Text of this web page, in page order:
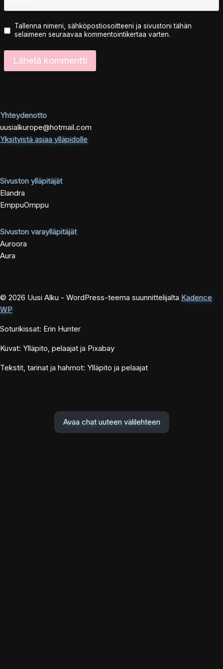
Tallenna nimeni, sähköpostiosoitteeni ja sivustoni tähän
selaimeen seuraavaa kommentointikertaa varten.
Yhteydenotto
uusialkurope@hotmail.com
Yksityistä asiaa ylläpidolle
Sivuston ylläpitäjät
Elandra
EmppuOmppu
Sivuston varaylläpitäjät
Auroora
Aura
© 2026 Uusi Alku - WordPress-teema suunnittelijalta Kadence
WP
Soturikissat: Erin Hunter
Kuvat: Ylläpito, pelaajat ja Pixabay
Tekstit, tarinat ja hahmot: Ylläpito ja pelaajat
Avaa chat uuteen välilehteen